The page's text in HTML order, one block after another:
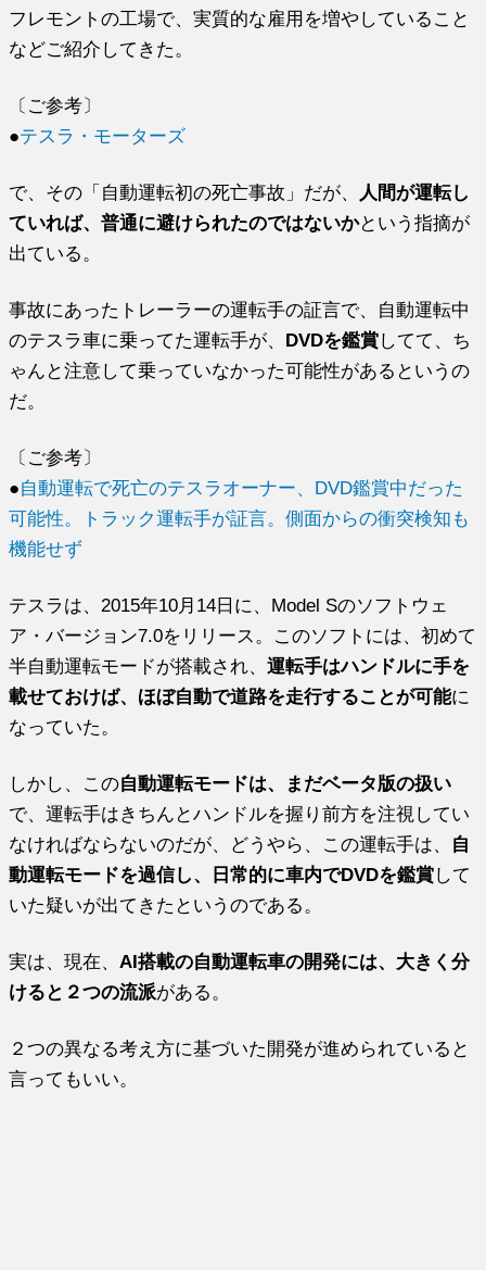
フレモントの工場で、実質的な雇用を増やしていること
などご紹介してきた。
〔ご参考〕
●テスラ・モーターズ
で、その「自動運転初の死亡事故」だが、
人間が運転し
ていれば、普通に避けられたのではないかという指摘が
出ている。
事故にあったトレーラーの運転手の証言で、自動運転中
のテスラ車に乗ってた運転手が、
DVDを鑑賞してて、ち
ゃんと注意して乗っていなかった可能性があるというの
だ。
〔ご参考〕
●自動運転で死亡のテスラオーナー、DVD鑑賞中だった
可能性。トラック運転手が証言。側面からの衝突検知も
機能せず
テスラは、2015年10月14日に、Model Sのソフトウェ
ア・バージョン7.0をリリース。このソフトには、初めて
半自動運転モードが搭載され、運転手はハンドルに手を
載せておけば、ほぼ自動で道路を走行することが可能に
なっていた。
しかし、この自動運転モードは、まだベータ版の扱い
で、運転手はきちんとハンドルを握り前方を注視してい
なければならないのだが、どうやら、この運転手は、 自
動運転モードを過信し、日常的に車内でDVDを鑑賞して
いた疑いが出てきたというのである。
実は、現在、 AI搭載の自動運転車の開発には、大きく分
けると２つの流派がある。
２つの異なる考え方に基づいた開発が進められていると
言ってもいい。